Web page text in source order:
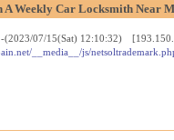
A Weekly Car Locksmith Near
-(2023/07/15(Sat) 12:10:32)
__media__/js/